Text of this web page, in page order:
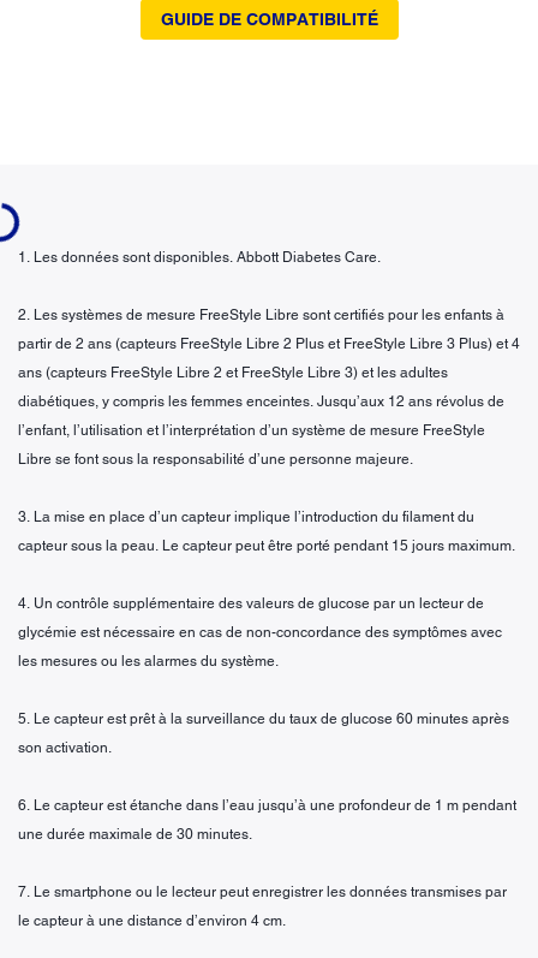
GUIDE DE COMPATIBILITÉ
1. Les données sont disponibles. Abbott Diabetes Care.
2. Les systèmes de mesure FreeStyle Libre sont certifiés pour les enfants à
partir de 2 ans (capteurs FreeStyle Libre 2 Plus et FreeStyle Libre 3 Plus) et 4
ans (capteurs FreeStyle Libre 2 et FreeStyle Libre 3) et les adultes
diabétiques, y compris les femmes enceintes. Jusqu’aux 12 ans révolus de
l’enfant, l’utilisation et l’interprétation d’un système de mesure FreeStyle
Libre se font sous la responsabilité d’une personne majeure.
3. La mise en place d’un capteur implique l’introduction du filament du
capteur sous la peau. Le capteur peut être porté pendant 15 jours maximum.
4. Un contrôle supplémentaire des valeurs de glucose par un lecteur de
glycémie est nécessaire en cas de non-concordance des symptômes avec
les mesures ou les alarmes du système.
5. Le capteur est prêt à la surveillance du taux de glucose 60 minutes après
son activation.
6. Le capteur est étanche dans l’eau jusqu’à une profondeur de 1 m pendant
une durée maximale de 30 minutes.
7. Le smartphone ou le lecteur peut enregistrer les données transmises par
le capteur à une distance d’environ 4 cm.